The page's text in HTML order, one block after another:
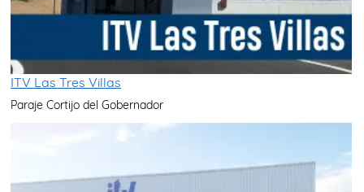
ITV Las Tres Villas
Paraje Cortijo del Gobernador